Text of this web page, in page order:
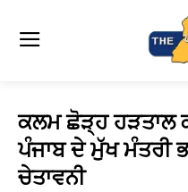
ਕਲਮ ਛੋੜ੍ਹ ਹੜਤਾਲ
ਪੰਜਾਬ ਦੇ ਮੁੱਖ ਮੰਤਰੀ
ਚੇਤਾਵਨੀ